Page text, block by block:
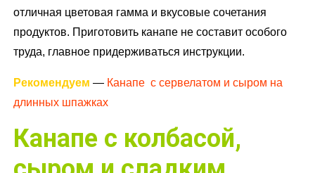
отличная цветовая гамма и вкусовые сочетания
продуктов. Приготовить канапе не составит особого
труда, главное придерживаться инструкции.
Рекомендуем — Канапе с сервелатом и сыром на
длинных шпажках
Канапе с колбасой,